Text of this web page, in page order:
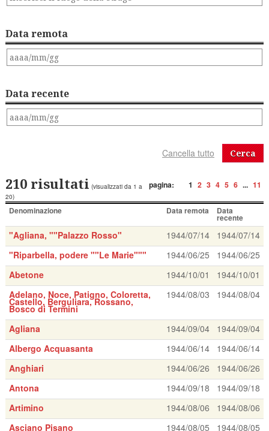
Data remota
Data recente
Cerca
pagina: 1 2 3 4 5 6 ... 11
210 risultati (visualizzati da 1 a
20)
Denominazione Data remota Data
recente
"Agliana, ""Palazzo Rosso" 1944/07/14
1944/07/14
"Riparbella, podere ""Le Marie"""
1944/06/25
1944/06/25
Abetone
1944/10/01
1944/10/01
Adelano, Noce, Patigno, Coloretta,
Castello, Berguliara, Rossano,
Bosco di Termini
1944/08/03 1944/08/04
Agliana 1944/09/04
1944/09/04
Albergo Acquasanta
1944/06/14
1944/06/14
Anghiari
1944/06/26
1944/06/26
Antona
1944/09/18
1944/09/18
Artimino
1944/08/06
1944/08/06
Asciano Pisano
1944/08/05
1944/08/05